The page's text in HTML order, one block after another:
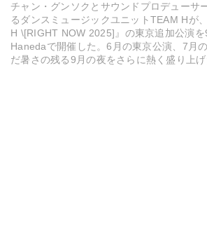
チャン・グンソクとサウンドプロデューサ
るダンスミュージックユニットTEAM Hが
H \[RIGHT NOW 2025]』の東京追加公演
Hanedaで開催した。6月の東京公演、7月
だ暑さの残る9月の夜をさらに熱く盛り上げ